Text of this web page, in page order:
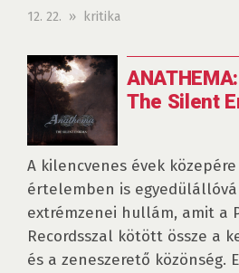
12. 22. » kritika
ANATHEMA:
The Silent
A kilencvenes évek
értelemben is
extrémzenei hullám, amit a
Recordsszal kötött össze a
és a zeneszerető közönség.